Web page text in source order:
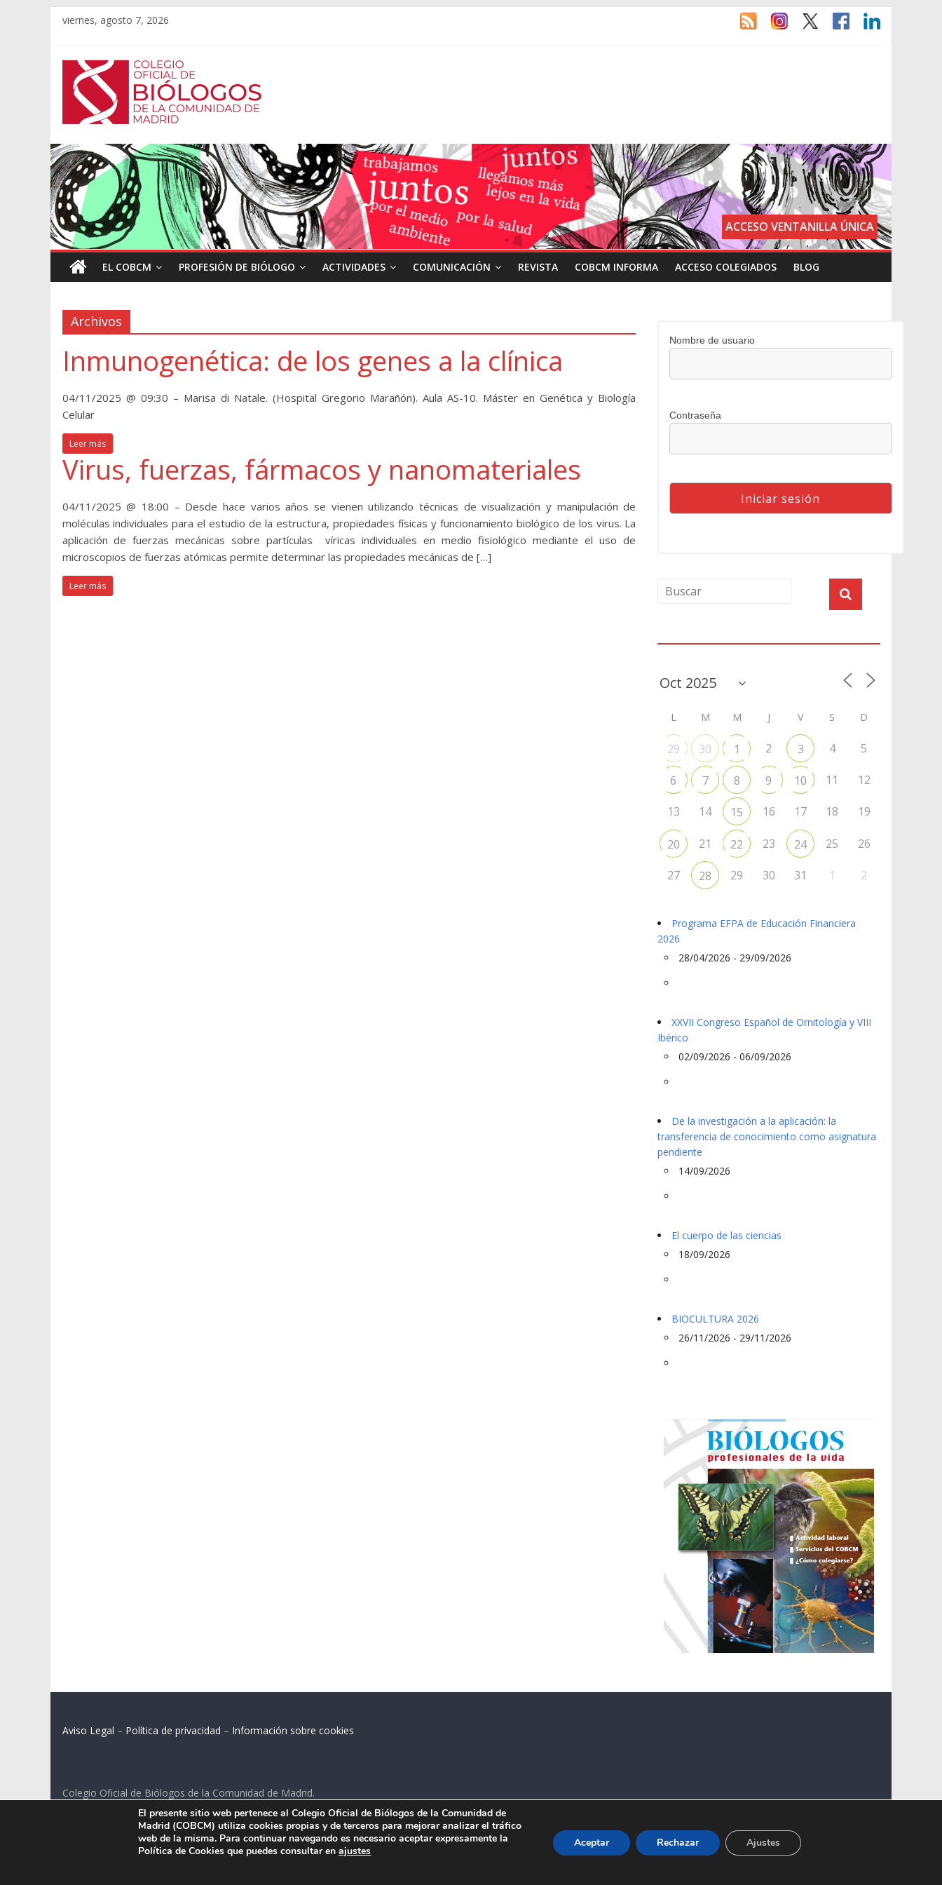
viernes, agosto 7, 2026
ACCESO VENTANILLA ÚNICA
EL COBCM PROFESIÓN DE BIÓLOGO ACTIVIDADES COMUNICACIÓN REVISTA COBCM INFORMA ACCESO COLEGIADOS BLOG
Archivos
Inmunogenética: de los genes a la clínica
04/11/2025 @ 09:30 – Marisa di Natale. (Hospital Gregorio Marañón). Aula AS-10. Máster en Genética y Biología
Celular
Leer más
Virus, fuerzas, fármacos y nanomateriales
04/11/2025 @ 18:00 – Desde hace varios años se vienen utilizando técnicas de visualización y manipulación de
moléculas individuales para el estudio de la estructura, propiedades físicas y funcionamiento biológico de los virus. La
aplicación de fuerzas mecánicas sobre partículas víricas individuales en medio fisiológico mediante el uso de
microscopios de fuerzas atómicas permite determinar las propiedades mecánicas de […]
Leer más
Nombre de usuario
Contraseña
L M M J V S D
29 30 1 2 3 4 5
6 7 8 9 10 11 12
13 14 15 16 17 18 19
20 21 22 23 24 25 26
27 28 29 30 31 1 2
Programa EFPA de Educación Financiera
2026
28/04/2026 - 29/09/2026
XXVII Congreso Español de Ornitología y VIII
Ibérico
02/09/2026 - 06/09/2026
De la investigación a la aplicación: la
transferencia de conocimiento como asignatura
pendiente
14/09/2026
El cuerpo de las ciencias
18/09/2026
BIOCULTURA 2026
26/11/2026 - 29/11/2026
Aviso Legal – Política de privacidad – Información sobre cookies
Colegio Oficial de Biólogos de la Comunidad de Madrid.
C/ Santa Engracia 108, 2º int.izq. 28003 Madrid.
El presente sitio web pertenece al Colegio Oficial de Biólogos de la Comunidad de
Madrid (COBCM) utiliza cookies propias y de terceros para mejorar analizar el tráfico
web de la misma. Para continuar navegando es necesario aceptar expresamente la
Política de Cookies que puedes consultar enajustes
Aceptar Rechazar Ajustes